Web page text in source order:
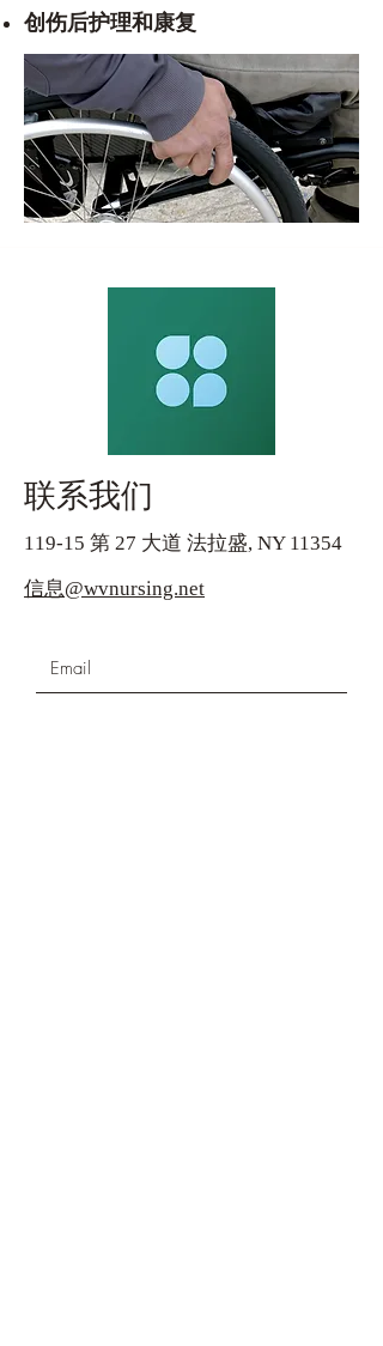
创伤后护理和康复
联系我们
119-15 第 27 大道 法拉盛, NY 11354
信息@wvnursing.net